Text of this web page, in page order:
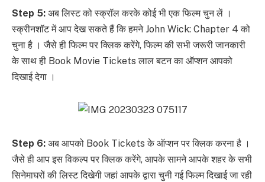
Step 5: अब लिस्ट को स्क्रॉल करके कोई भी एक फिल्म चुन लें ।
स्क्रीनशॉट में आप देख सकते हैं कि हमने John Wick: Chapter 4 को
चुना है । जैसे ही फिल्म पर क्लिक करेंगे, फिल्म की सभी जरूरी जानकारी
के साथ ही Book Movie Tickets लाल बटन का ऑप्शन आपको
दिखाई देगा ।
Step 6: अब आपको Book Tickets के ऑप्शन पर क्लिक करना है ।
जैसे ही आप इस विकल्प पर क्लिक करेंगे, आपके सामने आपके शहर के सभी
सिनेमाघरों की लिस्ट दिखेगी जहां आपके द्वारा चुनी गई फिल्म दिखाई जा रही